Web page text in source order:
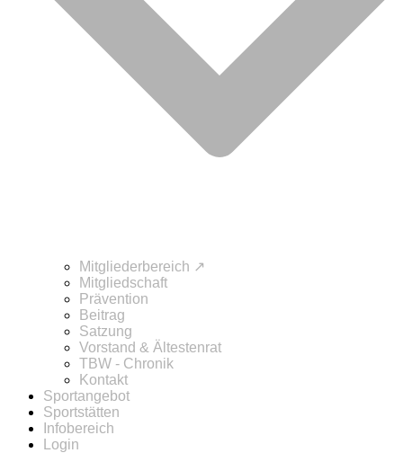
Mitgliederbereich ↗
Mitgliedschaft
Prävention
Beitrag
Satzung
Vorstand & Ältestenrat
TBW - Chronik
Kontakt
Sportangebot
Sportstätten
Infobereich
Login